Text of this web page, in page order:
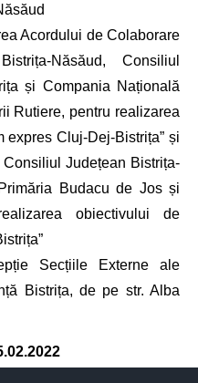
Acordului de Colaborare
Năsăud, Consiliul
și Compania Națională
Rutiere, pentru realizarea
expres Cluj-Dej-Bistrița” și
Județean Bistrița-
Budacu de Jos și
obiectivului de
Secțiile Externe ale
Bistrița, de pe str. Alba